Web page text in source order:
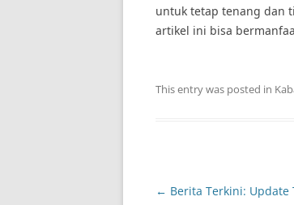
untuk tetap tenang dan
artikel ini bisa
This entry was posted in
Post
← Berita Terkini: Update